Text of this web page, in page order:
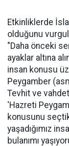
Etkinliklerde
olduğunu
"Daha önceki
ayaklar altına
insan konusu
Peygamber
Tevhit ve
'Hazreti
konusunu
yaşadığımız
bulanımı